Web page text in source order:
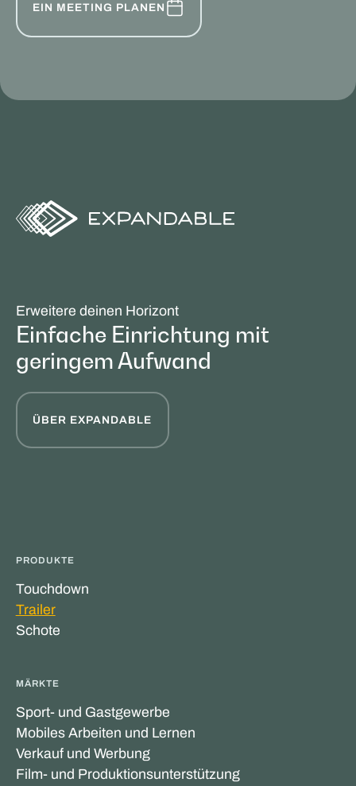
EIN MEETING PLANEN
Erweitere deinen Horizont
Einfache Einrichtung mit
geringem Aufwand
ÜBER EXPANDABLE
PRODUKTE
Touchdown
Trailer
Schote
MÄRKTE
Sport- und Gastgewerbe
Mobiles Arbeiten und Lernen
Verkauf und Werbung
Film- und Produktionsunterstützung